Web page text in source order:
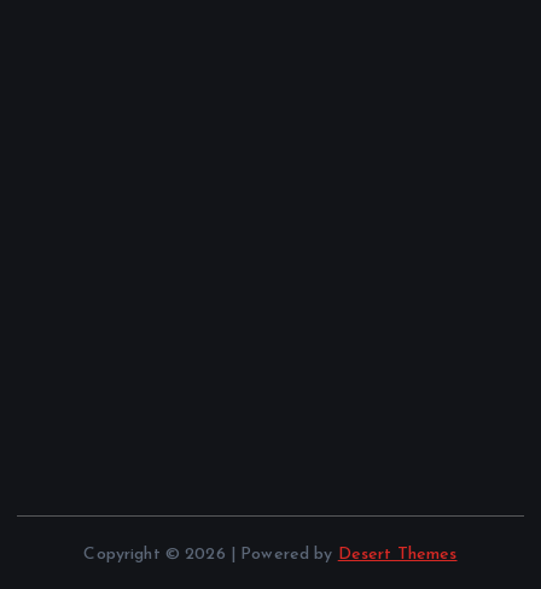
Copyright © 2026 | Powered by Desert Themes